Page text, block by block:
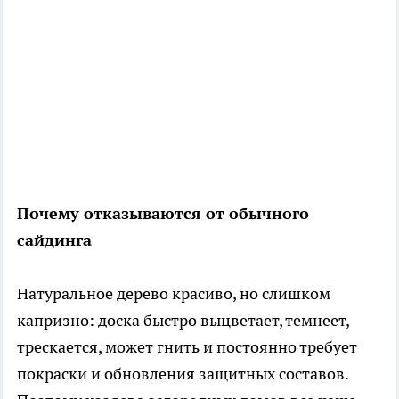
Почему отказываются от обычного
сайдинга
Натуральное дерево красиво, но слишком
капризно: доска быстро выцветает, темнеет,
трескается, может гнить и постоянно требует
покраски и обновления защитных составов.